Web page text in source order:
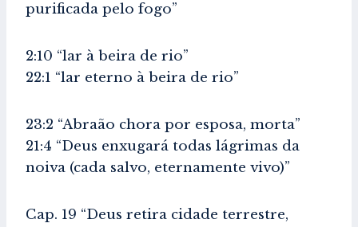
purificada pelo fogo”
2:10 “lar à beira de rio”
22:1 “lar eterno à beira de rio”
23:2 “Abraão chora por esposa, morta”
21:4 “Deus enxugará todas lágrimas da
noiva (cada salvo, eternamente vivo)”
Cap. 19 “Deus retira cidade terrestre,